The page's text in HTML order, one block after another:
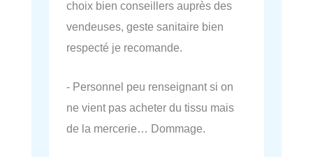
choix bien conseillers auprès des
vendeuses, geste sanitaire bien
respecté je recomande.
- Personnel peu renseignant si on
ne vient pas acheter du tissu mais
de la mercerie… Dommage.